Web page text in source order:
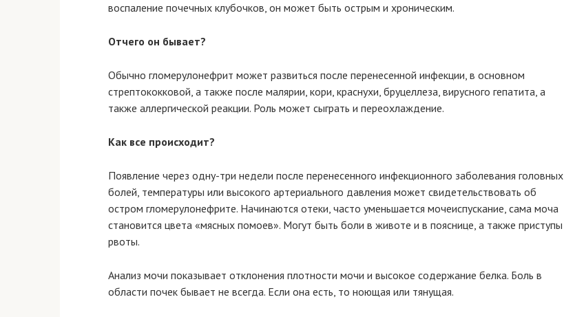
воспаление почечных клубочков, он может быть острым и хроническим.
Отчего он бывает?
Обычно гломерулонефрит может развиться после перенесенной инфекции, в основном
стрептококковой, а также после малярии, кори, краснухи, бруцеллеза, вирусного гепатита, а
также аллергической реакции. Роль может сыграть и переохлаждение.
Как все происходит?
Появление через одну-три недели после перенесенного инфекционного заболевания головных
болей, температуры или высокого артериального давления может свидетельствовать об
остром гломерулонефрите. Начинаются отеки, часто уменьшается мочеиспускание, сама моча
становится цвета «мясных помоев». Могут быть боли в животе и в пояснице, а также приступы
рвоты.
Анализ мочи показывает отклонения плотности мочи и высокое содержание белка. Боль в
области почек бывает не всегда. Если она есть, то ноющая или тянущая.